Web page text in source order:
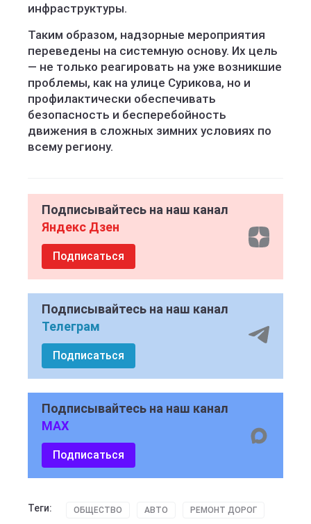
инфраструктуры.
Таким образом, надзорные мероприятия
переведены на системную основу. Их цель
— не только реагировать на уже возникшие
проблемы, как на улице Сурикова, но и
профилактически обеспечивать
безопасность и бесперебойность
движения в сложных зимних условиях по
всему региону.
Подписывайтесь на наш канал
Яндекс Дзен
Подписаться
Подписывайтесь на наш канал
Телеграм
Подписаться
Подписывайтесь на наш канал
MAX
Подписаться
Теги: ОБЩЕСТВО АВТО РЕМОНТ ДОРОГ